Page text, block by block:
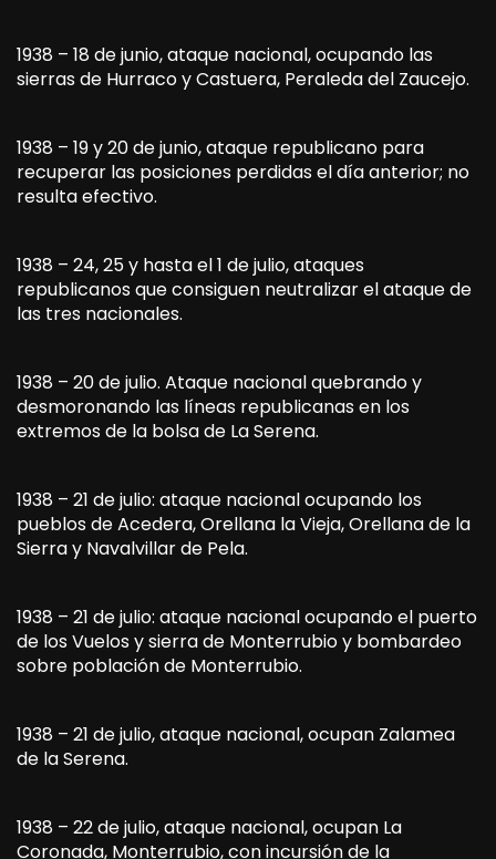
1938 – 18 de junio, ataque nacional, ocupando las
sierras de Hurraco y Castuera, Peraleda del Zaucejo.
1938 – 19 y 20 de junio, ataque republicano para
recuperar las posiciones perdidas el día anterior; no
resulta efectivo.
1938 – 24, 25 y hasta el 1 de julio, ataques
republicanos que consiguen neutralizar el ataque de
las tres nacionales.
1938 – 20 de julio. Ataque nacional quebrando y
desmoronando las líneas republicanas en los
extremos de la bolsa de La Serena.
1938 – 21 de julio: ataque nacional ocupando los
pueblos de Acedera, Orellana la Vieja, Orellana de la
Sierra y Navalvillar de Pela.
1938 – 21 de julio: ataque nacional ocupando el puerto
de los Vuelos y sierra de Monterrubio y bombardeo
sobre población de Monterrubio.
1938 – 21 de julio, ataque nacional, ocupan Zalamea
de la Serena.
1938 – 22 de julio, ataque nacional, ocupan La
Coronada, Monterrubio, con incursión de la